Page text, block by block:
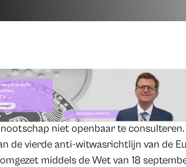
niet openbaar te consulteren.
de vierde anti-witwasrichtlijn van de
middels de Wet van 18